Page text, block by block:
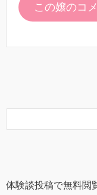
この嬢のコ
体験談投稿で無料閲